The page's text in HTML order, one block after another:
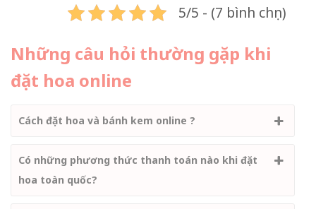
5/5 - (7 bình chọn)
Những câu hỏi thường gặp khi
đặt hoa online
Cách đặt hoa và bánh kem online ?
Có những phương thức thanh toán nào khi đặt
hoa toàn quốc?